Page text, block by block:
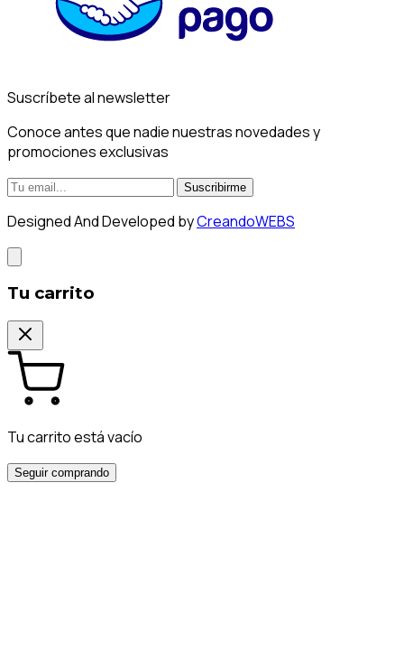
Suscríbete al newsletter
Conoce antes que nadie nuestras novedades y
promociones exclusivas
Suscribirme
Designed And Developed byCreandoWEBS
Tu carrito
Tu carrito está vacío
Seguir comprando